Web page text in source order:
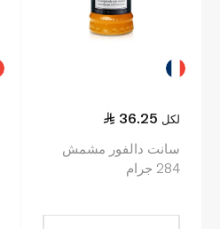
36.25 لكل
سانت دالفور مشمش
284 جرام